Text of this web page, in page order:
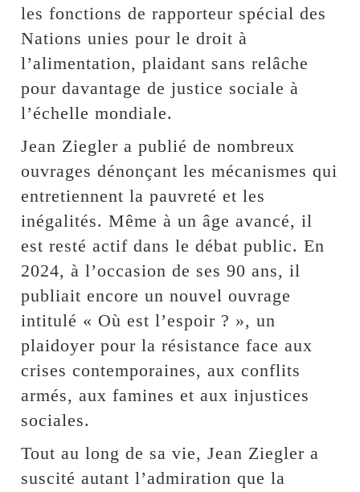
les fonctions de rapporteur spécial des
Nations unies pour le droit à
l’alimentation, plaidant sans relâche
pour davantage de justice sociale à
l’échelle mondiale.
Jean Ziegler a publié de nombreux
ouvrages dénonçant les mécanismes qui
entretiennent la pauvreté et les
inégalités. Même à un âge avancé, il
est resté actif dans le débat public. En
2024, à l’occasion de ses 90 ans, il
publiait encore un nouvel ouvrage
intitulé « Où est l’espoir ? », un
plaidoyer pour la résistance face aux
crises contemporaines, aux conflits
armés, aux famines et aux injustices
sociales.
Tout au long de sa vie, Jean Ziegler a
suscité autant l’admiration que la